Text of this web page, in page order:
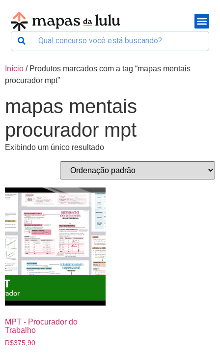
Início / Produtos marcados com a tag “mapas mentais
procurador mpt”
mapas mentais
procurador mpt
Exibindo um único resultado
MPT - Procurador do
Trabalho
R$375,90